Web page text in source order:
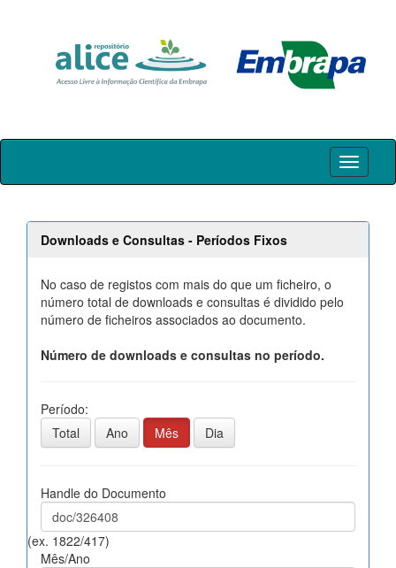
Skip
Downloads e Consultas - Períodos Fixos
No caso de registos com mais do que um ficheiro, o
número total de downloads e consultas é dividido pelo
número de ficheiros associados ao documento.
Número de downloads e consultas no período.
Período:
Total
Ano Mês Dia
Handle do Documento
(ex. 1822/417)
Mês/Ano